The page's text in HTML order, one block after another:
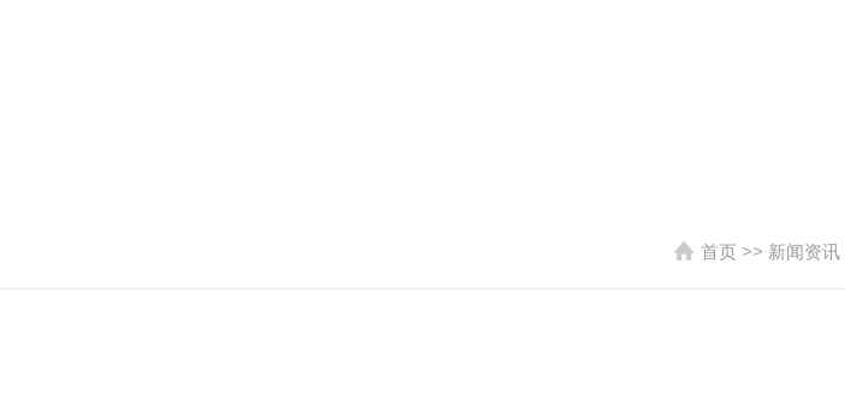
首页 >> 新闻资讯